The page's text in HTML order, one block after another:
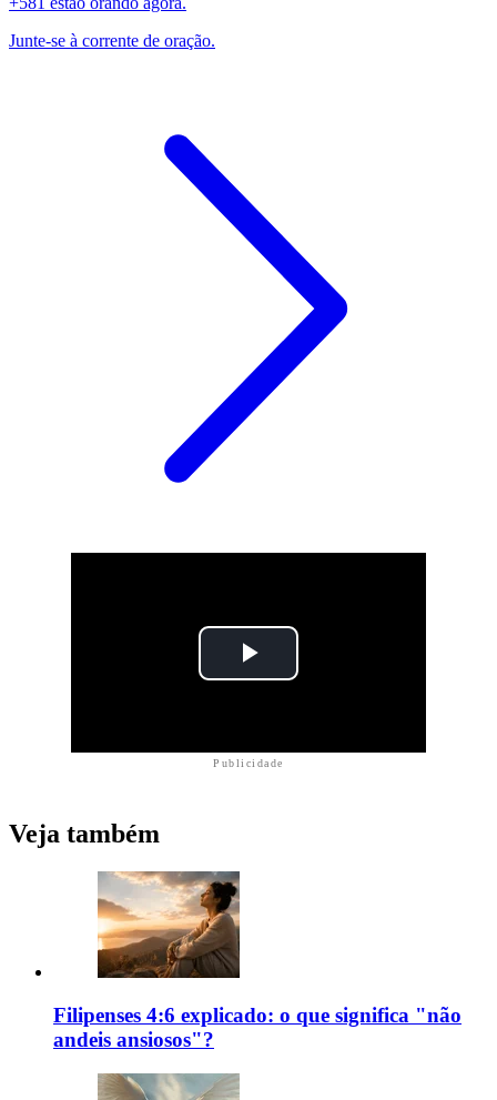
Junte-se à corrente de oração.
Publicidade
Veja também
Filipenses 4:6 explicado: o que significa "não
andeis ansiosos"?